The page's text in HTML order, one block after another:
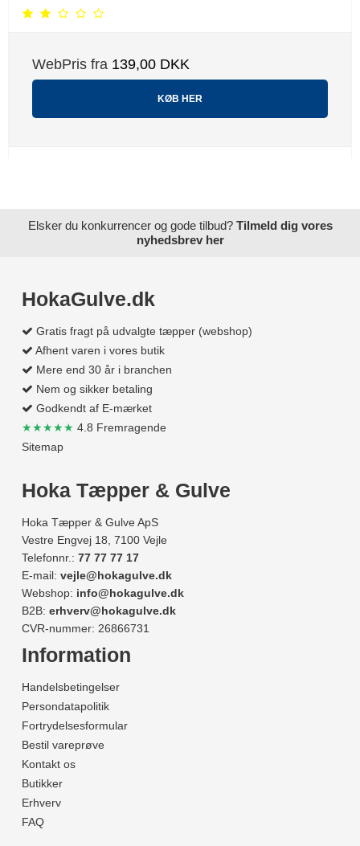
WebPris fra 139,00 DKK
KØB HER
Elsker du konkurrencer og gode tilbud? Tilmeld dig vores
nyhedsbrev her
HokaGulve.dk
Gratis fragt på udvalgte tæpper (webshop)
Afhent varen i vores butik
Mere end 30 år i branchen
Nem og sikker betaling
Godkendt af E-mærket
★★★★★ 4.8 Fremragende
Sitemap
Hoka Tæpper & Gulve
Hoka Tæpper & Gulve ApS
Vestre Engvej 18, 7100 Vejle
Telefonnr.: 77 77 77 17
E-mail: vejle@hokagulve.dk
Webshop: info@hokagulve.dk
B2B: erhverv@hokagulve.dk
CVR-nummer: 26866731
Information
Handelsbetingelser
Persondatapolitik
Fortrydelsesformular
Bestil vareprøve
Kontakt os
Butikker
Erhverv
FAQ